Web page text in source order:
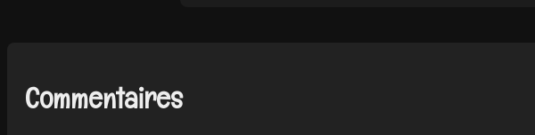
Commentaires